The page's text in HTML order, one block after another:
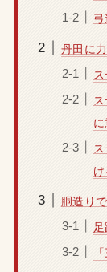
丹田に
け
胴造り